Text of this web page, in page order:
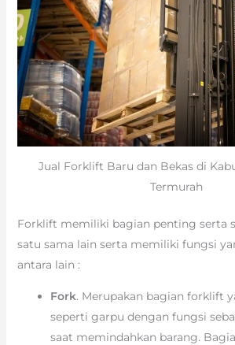
Jual Forklift Baru dan Bekas di
Termurah
Forklift memiliki bagian penting serta
satu sama lain serta memiliki fungsi
antara lain :
Fork. Merupakan bagian forklift
seperti garpu dengan fungsi
saat memindahkan barang.